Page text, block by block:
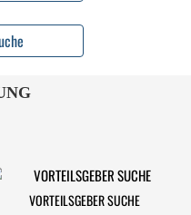
VORTEILSGEBER SUCHE